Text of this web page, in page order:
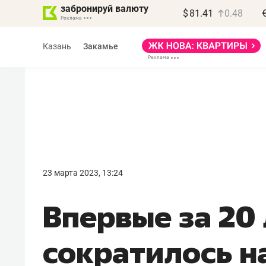
забронируй валюту $ 81.41 0.48
Казань Закамье
23 марта 2023, 13:24
Впервые за 20
сократилось
правил, бизнес может
потерять минимум